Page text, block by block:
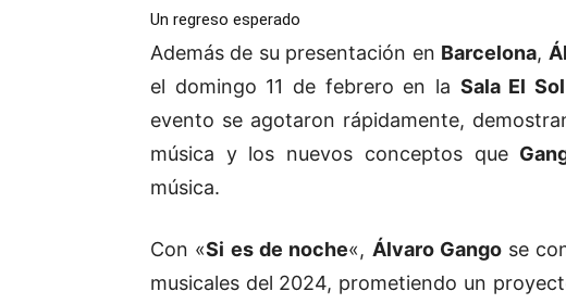
Un regreso esperado
Además de su presentación en Barcelona,
el domingo 11 de febrero en la Sala El
evento se agotaron rápidamente,
música y los nuevos conceptos que
música.
Con «Si es de noche«, Álvaro Gangose
musicales del 2024, prometiendo un